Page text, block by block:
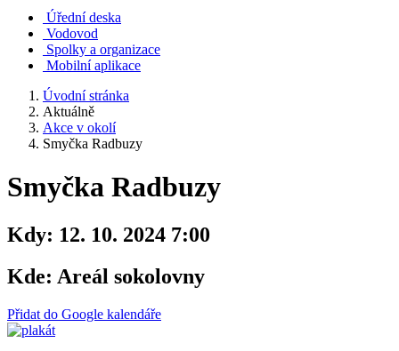
Úřední deska
Vodovod
Spolky a organizace
Mobilní aplikace
Úvodní stránka
Aktuálně
Akce v okolí
Smyčka Radbuzy
Smyčka Radbuzy
Kdy: 12. 10. 2024 7:00
Kde: Areál sokolovny
Přidat do Google kalendáře